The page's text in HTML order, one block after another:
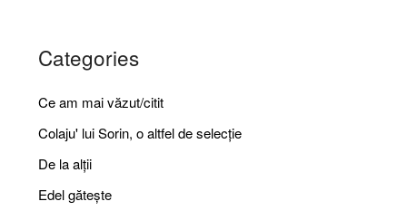
Categories
Ce am mai văzut/citit
Colaju' lui Sorin, o altfel de selecție
De la alții
Edel gătește